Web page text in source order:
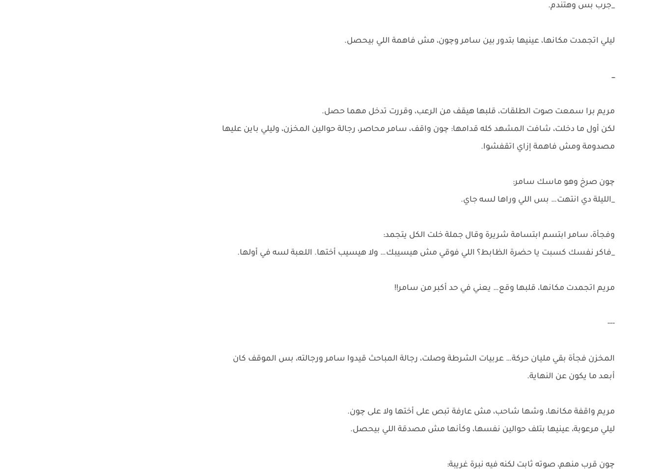
_جرب بس وهتندم.
ليلي اتجمدت مكانها، عينيها بتدور بين سامر وچون، مش فاهمة اللي بيحصل.
ـــ
مريم برا سمعت صوت الطلقات، قلبها هيقف من الرعب، وقررت تدخل مهما حصل.
لكن أول ما دخلت، شافت المشهد كله قدامها: چون واقف، سامر محاصر، رجالة حوالين المخزن، وليلي باين عليها
مصدومة ومش فاهمة إزاي اتقفشوا.
چون صرخ وهو ماسك سامر:
_الليلة دي انتهت… بس اللي وراها لسه جاي.
وفجأة، سامر ابتسم ابتسامة شريرة وقال جملة خلت الكل يتجمد:
_فاكر نفسك كسبت يا حضرة الظابط؟ اللي فوقي مش هيسيبك… ولا هيسيب أختها. اللعبة لسه في أولها.
مريم اتجمدت مكانها، قلبها وقع… يعني في حد أكبر من سامر!!
---
المخزن فجأة بقي مليان حركة… عربيات الشرطة وصلت، رجالة المباحث قيدوا سامر ورجالته، بس الموقف كان
أبعد ما يكون عن النهاية.
مريم واقفة مكانها، وشها شاحب، مش عارفة تبص على أختها ولا على چون.
ليلي مرعوبة، عينيها بتلف حوالين نفسها، وكأنها مش مصدقة اللي بيحصل.
چون قرب منهم، صوته ثابت لكنه فيه نبرة غريبة: